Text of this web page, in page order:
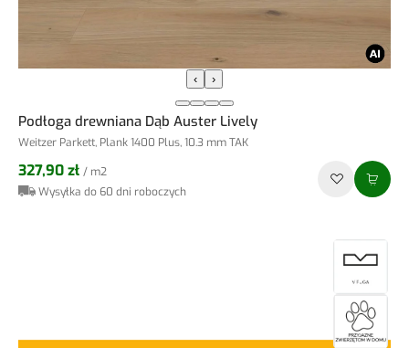
‹ ›
Podłoga drewniana Dąb Auster Lively
Weitzer Parkett, Plank 1400 Plus, 10.3 mm TAK
327,90 zł / m2
Wysyłka do 60 dni roboczych